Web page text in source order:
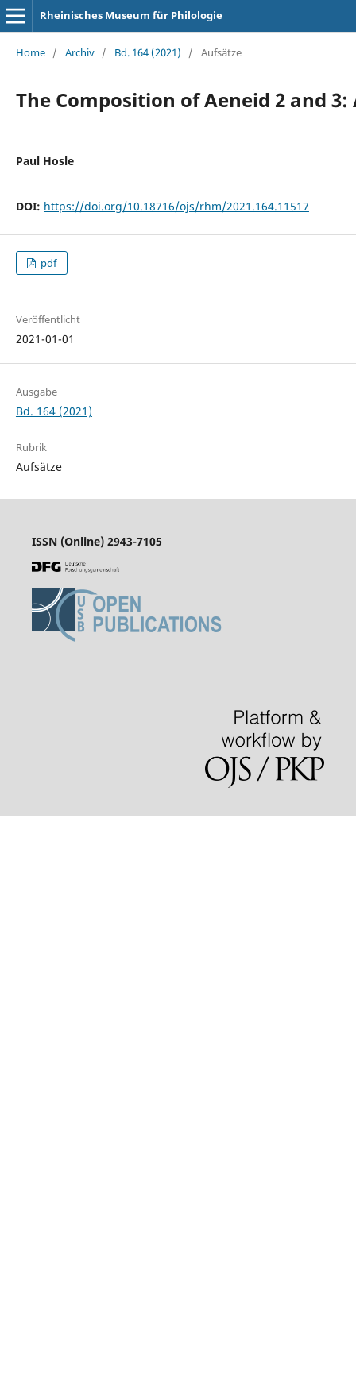
Rheinisches Museum für Philologie
Home / Archiv / Bd. 164 (2021) / Aufsätze
The Composition of Aeneid 2 and
Paul Hosle
DOI: https://doi.org/10.18716/ojs/rhm/2021.164.11517
pdf
Veröffentlicht
2021-01-01
Ausgabe
Bd. 164 (2021)
Rubrik
Aufsätze
ISSN (Online) 2943-7105